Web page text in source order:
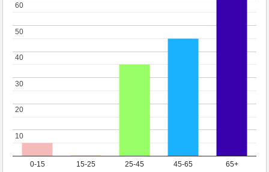
0-15 15-25 25-45 45-65 65+
10
10
20
20
30
30
40
40
50
50
60
60